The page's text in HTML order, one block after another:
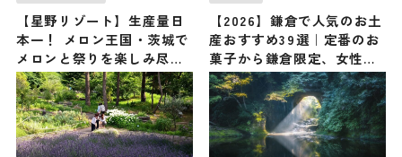
【星野リゾート】生産量日
本一！ メロン王国・茨城で
メロンと祭りを楽しみ尽く
す『メロンまるごと夏祭
り』がBEB5土浦にて初開催
/ 茨城県土浦市
【2026】鎌倉で人気のお土
産おすすめ39選｜定番のお
菓子から鎌倉限定、女性向
け、かわいい雑貨まで幅広
く紹介